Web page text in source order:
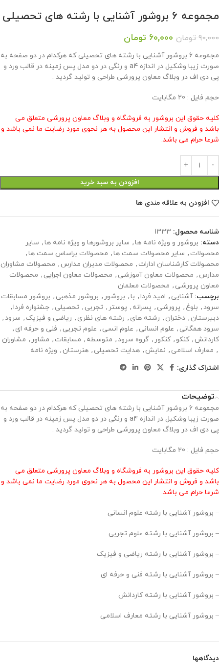
مجموعه 6 بروشور آشنایی با رشته های تحصیلی
90,000 تومان 60,000 تومان
مجموعه 6 بروشور آشنایی با رشته های تحصیلی که هرکدام در دو صفحه به
صورت زیبا وشکیل در اندازه a4 و رنگی در دو مدل پس زمینه در قالب ورد و
پی دی اف در وبلاگ معاون پرورشی طراحی و تولید گردید .
حجم فایل : 20 مگابایت
کلیه حقوق این بروشور به فروشگاه و وبلاگ معاون پرورشی متعلق می
باشد و فروش و انتشار این محصول به هر نحوی مورد رضایت ما نمی باشد و
شرعا حرام می باشد.
افزودن به سبد خرید
افزودن به علاقه مندی ها
شناسه محصول: 1333
دسته: بروشور و ویژه نامه ها, سایر بروشورها و ویژه نامه ها, سایر
محصولات , سایر محصولات سمت ها, محصولات براساس سمت ها,
محصولات کارشناسان ادارات , محصولات مدیران مدارس , محصولات مشاوران
مدارس , محصولات معاون آموزشی , محصولات معاون اجرایی , محصولات
معاون پرورشی , محصولات معلمان
برچسب: آشنایی , امید فردا, با, بروشور , بروشور مذهبی , بروشور مسابقات
سرود , بلوغ , پرورشی , پسرانه , پوستر , تجربی , تحصیلی , جشنواره فردا,
دبیرستان , دختران , رشته های , رشته های نظری , ریاضی و فیزیک , سرود ,
سرود همگانی , علوم انسانی , علوم انسی , علوم تجربی , فنی و حرفه ای ,
کاردانش , کنکو , کنکور , گروه سرود , متوسطه , مسابقات , مشاور , مشاوران
, معارف اسلامی , نمایش , هدایت تحصیلی , هنرستان , ویژه نامه
اشتراک گذاری:
توضیحات
مجموعه 6 بروشور آشنایی با رشته های تحصیلی که هرکدام در دو صفحه به
صورت زیبا وشکیل در اندازه a4 و رنگی در دو مدل پس زمینه در قالب ورد و
پی دی اف در وبلاگ معاون پرورشی طراحی و تولید گردید .
حجم فایل : 20 مگابایت
کلیه حقوق این بروشور به فروشگاه و وبلاگ معاون پرورشی متعلق می
باشد و فروش و انتشار این محصول به هر نحوی مورد رضایت ما نمی باشد و
شرعا حرام می باشد.
– بروشور آشنایی با رشته علوم انسانی
– بروشور آشنایی با رشته علوم تجربی
– بروشور آشنایی با رشته ریاضی و فیزیک
– بروشور آشنایی با رشته فنی و حرفه ای
– بروشور آشنایی با رشته کاردانش
– بروشور آشنایی با رشته معارف اسلامی
دیدگاهها